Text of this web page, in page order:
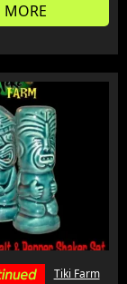
MORE
Tiki Farm